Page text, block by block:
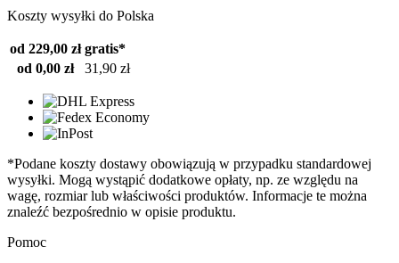
Koszty wysyłki do Polska
od 229,00 zł gratis*
od 0,00 zł
31,90 zł
*Podane koszty dostawy obowiązują w przypadku standardowej
wysyłki. Mogą wystąpić dodatkowe opłaty, np. ze względu na
wagę, rozmiar lub właściwości produktów. Informacje te można
znaleźć bezpośrednio w opisie produktu.
Pomoc